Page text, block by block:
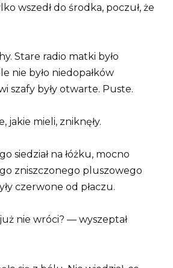
wszedł do środka, poczuł, że
Stare radio matki było
nie było niedopałków
szafy były otwarte. Puste.
jakie mieli, zniknęły.
siedział na łóżku, mocno
zniszczonego pluszowego
czerwone od płaczu.
nie wróci? — wyszeptał